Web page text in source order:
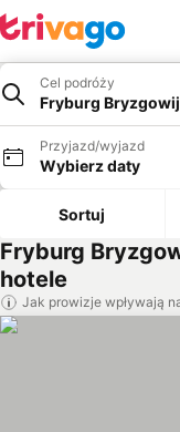
Cel podróży
Fryburg
Przyjazd/wyjazd
Wybierz daty
Sortuj
Fryburg
hotele
Jak prowizje wpływają